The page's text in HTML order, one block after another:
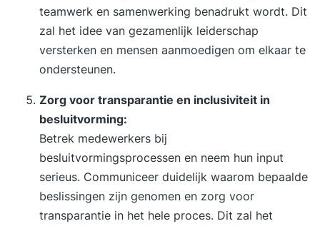
teamwerk en samenwerking benadrukt wordt. Dit
zal het idee van gezamenlijk leiderschap
versterken en mensen aanmoedigen om elkaar te
ondersteunen.
Zorg voor transparantie en inclusiviteit in
besluitvorming:
Betrek medewerkers bij
besluitvormingsprocessen en neem hun input
serieus. Communiceer duidelijk waarom bepaalde
beslissingen zijn genomen en zorg voor
transparantie in het hele proces. Dit zal het